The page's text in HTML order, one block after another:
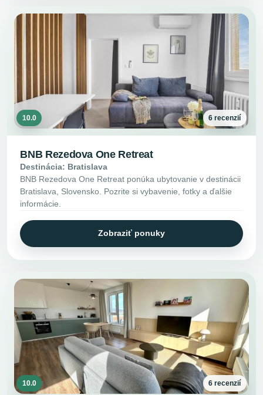
10.0 6 recenzií
BNB Rezedova One Retreat
Destinácia: Bratislava
BNB Rezedova One Retreat ponúka ubytovanie v destinácii
Bratislava, Slovensko. Pozrite si vybavenie, fotky a ďalšie
informácie.
Zobraziť ponuky
10.0 6 recenzií